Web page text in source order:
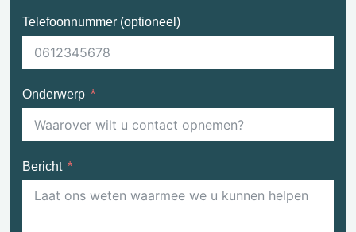
Telefoonnummer (optioneel)
Onderwerp
Bericht